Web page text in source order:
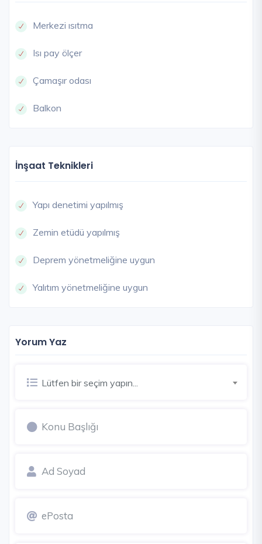
Merkezi ısıtma
Isı pay ölçer
Çamaşır odası
Balkon
İnşaat Teknikleri
Yapı denetimi yapılmış
Zemin etüdü yapılmış
Deprem yönetmeliğine uygun
Yalıtım yönetmeliğine uygun
Yorum Yaz
Lütfen bir seçim yapın...